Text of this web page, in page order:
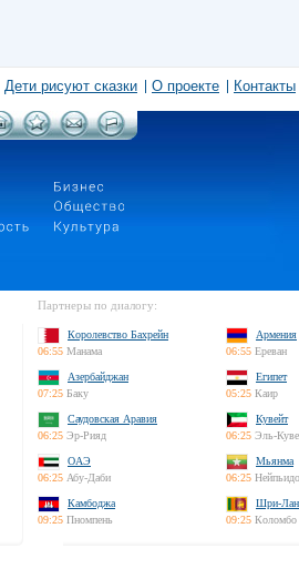
Дети рисуют сказки О проекте Контакты
Партнеры по диалогу:
Королевство Бахрейн
06:55 Манама
Армения
06:55 Ереван
Азербайджан
07:25 Баку
Египет
05:25 Каир
Саудовская Аравия
06:25 Эр-Рияд
Кувейт
06:25 Эль-
ОАЭ
06:25 Абу-Даби
Мьянма
06:25 Нейпьидо
Камбоджа
09:25 Пномпень
Шри-
09:25 Коломбо